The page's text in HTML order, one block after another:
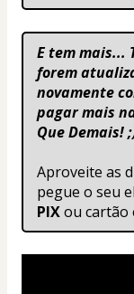
E tem mais...
forem
novamente
pagar mais
Que Demais!
Aproveite as
pegue o seu
PIX ou cartão